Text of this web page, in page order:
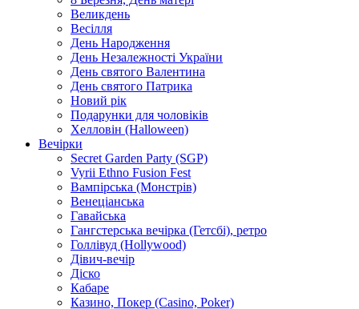
Великдень
Весілля
День Народження
День Незалежності України
День святого Валентина
День святого Патрика
Новий рік
Подарунки для чоловіків
Хелловін (Halloween)
Вечірки
Secret Garden Party (SGP)
Vyrii Ethno Fusion Fest
Вампірська (Монстрів)
Венеціанська
Гавайська
Гангстерська вечірка (Гетсбі), ретро
Голлівуд (Hollywood)
Дівич-вечір
Діско
Кабаре
Казино, Покер (Casino, Poker)